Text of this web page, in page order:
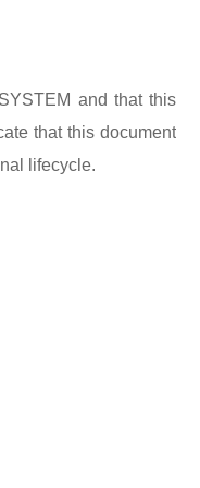
and that this
that this document
lifecycle.